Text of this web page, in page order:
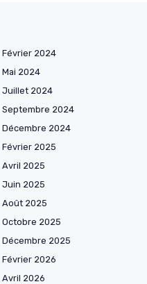
Février 2024
Mai 2024
Juillet 2024
Septembre 2024
Décembre 2024
Février 2025
Avril 2025
Juin 2025
Août 2025
Octobre 2025
Décembre 2025
Février 2026
Avril 2026